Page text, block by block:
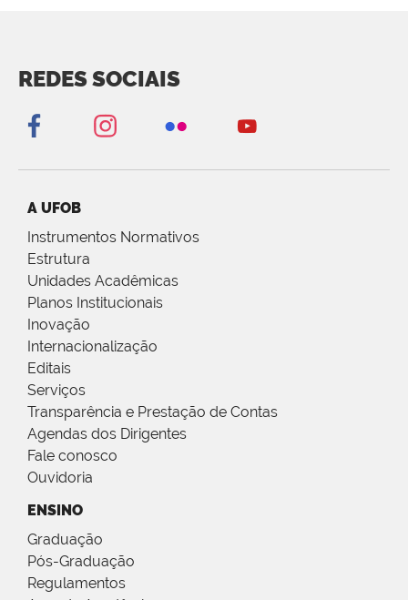
REDES SOCIAIS
A UFOB
Instrumentos Normativos
Estrutura
Unidades Acadêmicas
Planos Institucionais
Inovação
Internacionalização
Editais
Serviços
Transparência e Prestação de Contas
Agendas dos Dirigentes
Fale conosco
Ouvidoria
ENSINO
Graduação
Pós-Graduação
Regulamentos